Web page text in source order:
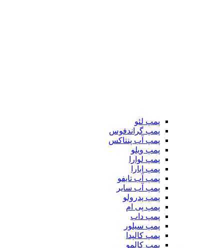
پمپ لئو
پمپ گراندفوس
پمپ آب پنتاکس
پمپ ویلو
پمپ لوارا
پمپ ابارا
پمپ آب تایفو
پمپ آب سایر
پمپ پدرولو
پمپ پی ام
پمپ داب
پمپ سیلور
پمپ کالپدا
پمپ کالمو